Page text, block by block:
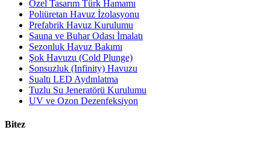
Özel Tasarım Türk Hamamı
Poliüretan Havuz İzolasyonu
Prefabrik Havuz Kurulumu
Sauna ve Buhar Odası İmalatı
Sezonluk Havuz Bakımı
Şok Havuzu (Cold Plunge)
Sonsuzluk (Infinity) Havuzu
Sualtı LED Aydınlatma
Tuzlu Su Jeneratörü Kurulumu
UV ve Ozon Dezenfeksiyon
Bitez